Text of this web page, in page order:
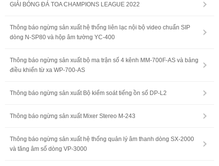
GIẢI BÓNG ĐÁ TOA CHAMPIONS LEAGUE 2022
Thông báo ngừng sản xuất hệ thống liên lạc nội bộ video chuẩn SIP
dòng N-SP80 và hộp âm tường YC-400
Thông báo ngừng sản xuất bộ ma trận số 4 kênh MM-700F-AS và bảng
điều khiển từ xa WP-700-AS
Thông báo ngừng sản xuất Bộ kiểm soát tiếng ồn số DP-L2
Thông báo ngừng sản xuất Mixer Stereo M-243
Thông báo ngừng sản xuất hệ thống quản lý âm thanh dòng SX-2000
và tăng âm số dòng VP-3000